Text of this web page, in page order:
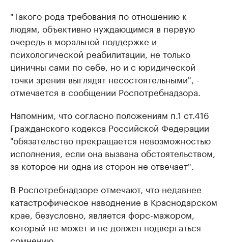
"Такого рода требования по отношению к
людям, объективно нуждающимся в первую
очередь в моральной поддержке и
психологической реабилитации, не только
циничны сами по себе, но и с юридической
точки зрения выглядят несостоятельными", -
отмечается в сообщении Роспотребнадзора.
Напомним, что согласно положениям п.1 ст.416
Гражданского кодекса Российской Федерации
"обязательство прекращается невозможностью
исполнения, если она вызвана обстоятельством,
за которое ни одна из сторон не отвечает".
В Роспотребнадзоре отмечают, что недавнее
катастрофическое наводнение в Краснодарском
крае, безусловно, является форс-мажором,
который не может и не должен подвергаться